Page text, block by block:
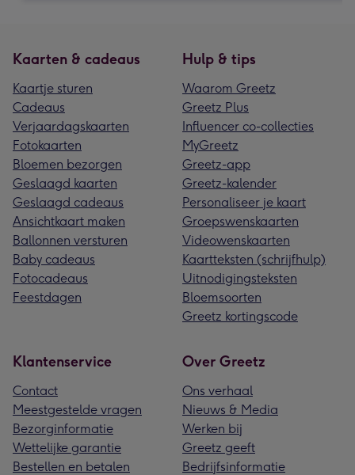
Kaarten & cadeaus
Kaartje sturen
Cadeaus
Verjaardagskaarten
Fotokaarten
Bloemen bezorgen
Geslaagd kaarten
Geslaagd cadeaus
Ansichtkaart maken
Ballonnen versturen
Baby cadeaus
Fotocadeaus
Feestdagen
Hulp & tips
Waarom Greetz
Greetz Plus
Influencer co-collecties
MyGreetz
Greetz-app
Greetz-kalender
Personaliseer je kaart
Groepswenskaarten
Videowenskaarten
Kaartteksten (schrijfhulp)
Uitnodigingsteksten
Bloemsoorten
Greetz kortingscode
Klantenservice
Contact
Meestgestelde vragen
Bezorginformatie
Wettelijke garantie
Bestellen en betalen
Over Greetz
Ons verhaal
Nieuws & Media
Werken bij
Greetz geeft
Bedrijfsinformatie